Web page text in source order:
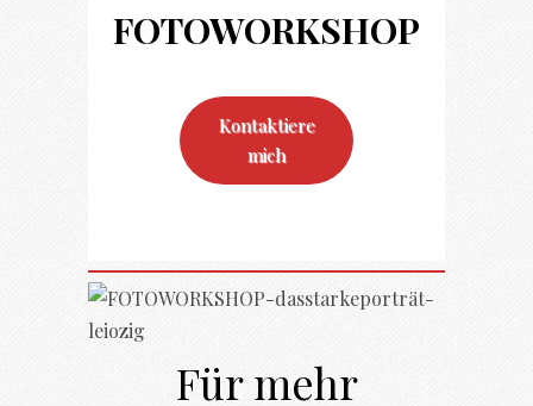
FOTOWORKSHOP
Kontaktiere
mich
Für mehr